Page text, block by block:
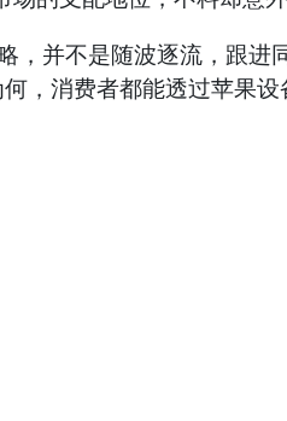
，并不是随波逐流，跟
，消费者都能透过苹果设